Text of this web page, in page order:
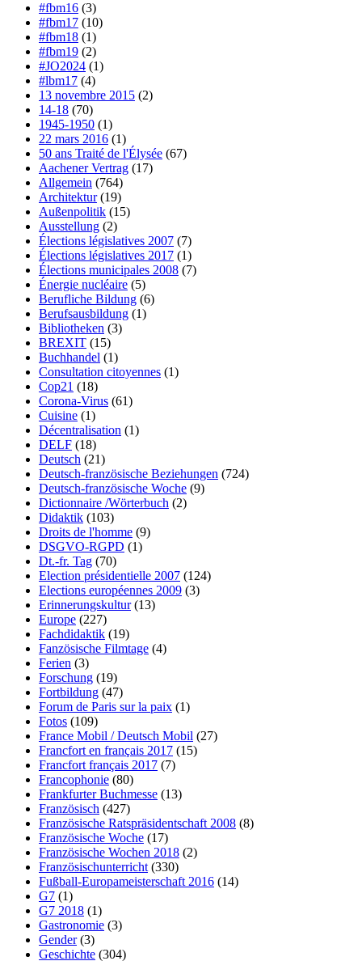
#fbm16 (3)
#fbm17 (10)
#fbm18 (1)
#fbm19 (2)
#JO2024 (1)
#lbm17 (4)
13 novembre 2015 (2)
14-18 (70)
1945-1950 (1)
22 mars 2016 (1)
50 ans Traité de l'Élysée (67)
Aachener Vertrag (17)
Allgemein (764)
Architektur(19)
Außenpolitik (15)
Ausstellung (2)
Élections législatives 2007 (7)
Élections législatives 2017 (1)
Élections municipales 2008 (7)
Énergie nucléaire (5)
Berufliche Bildung (6)
Berufsausbildung (1)
Bibliotheken (3)
BREXIT (15)
Buchhandel (1)
Consultation citoyennes (1)
Cop21 (18)
Corona-Virus (61)
Cuisine (1)
Décentralisation (1)
DELF (18)
Deutsch (21)
Deutsch-französische Beziehungen (724)
Deutsch-französische Woche (9)
Dictionnaire /Wörterbuch (2)
Didaktik (103)
Droits de l'homme (9)
DSGVO-RGPD (1)
Dt.-fr. Tag (70)
Election présidentielle 2007 (124)
Elections européennes 2009 (3)
Erinnerungskultur(13)
Europe (227)
Fachdidaktik (19)
Fanzösische Filmtage (4)
Ferien (3)
Forschung (19)
Fortbildung (47)
Forum de Paris sur la paix (1)
Fotos (109)
France Mobil / Deutsch Mobil (27)
Francfort en français 2017 (15)
Francfort français 2017 (7)
Francophonie (80)
Frankfurter Buchmesse (13)
Französisch (427)
Französische Ratspräsidentschaft 2008 (8)
Französische Woche (17)
Französische Wochen 2018 (2)
Französischunterricht (330)
Fußball-Europameisterschaft 2016 (14)
G7 (1)
G7 2018 (1)
Gastronomie (3)
Gender(3)
Geschichte (304)